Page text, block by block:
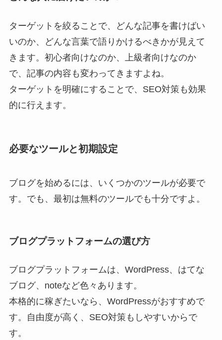
ターゲットを絞ることで、どんな記事を書けばい
いのか、どんな言葉で語りかけるべきかが見えて
きます。初心者向けなのか、上級者向けなのか
で、記事の内容も変わってきますよね。
ターゲットを明確にすることで、SEO対策も効果
的に行えます。
必要なツールと初期設定
ブログを始めるには、いくつかのツールが必要で
す。でも、最初は無料のツールでも十分ですよ。
ブログプラットフォームの選び方
ブログプラットフォームは、WordPress、はてな
ブログ、noteなど色々あります。
本格的に稼ぎたいなら、WordPressがおすすめで
す。自由度が高く、SEO対策もしやすいからで
す。